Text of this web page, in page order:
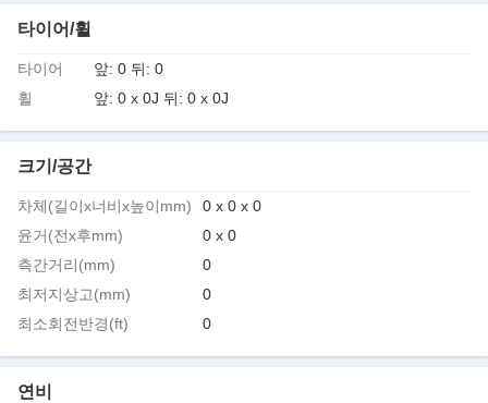
타이어/휠
타이어
앞: 0 뒤: 0
휠
앞: 0 x 0J 뒤: 0 x 0J
크기/공간
차체(길이x너비x높이mm)
0 x 0 x 0
윤거(전x후mm)
0 x 0
측간거리(mm)
0
최저지상고(mm)
0
최소회전반경(ft)
0
연비